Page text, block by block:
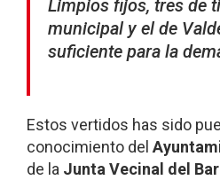
Limpios fijos, tres de
municipal y el de
suficiente para la
Estos vertidos has sido
conocimiento del
de la Junta Vecinal del